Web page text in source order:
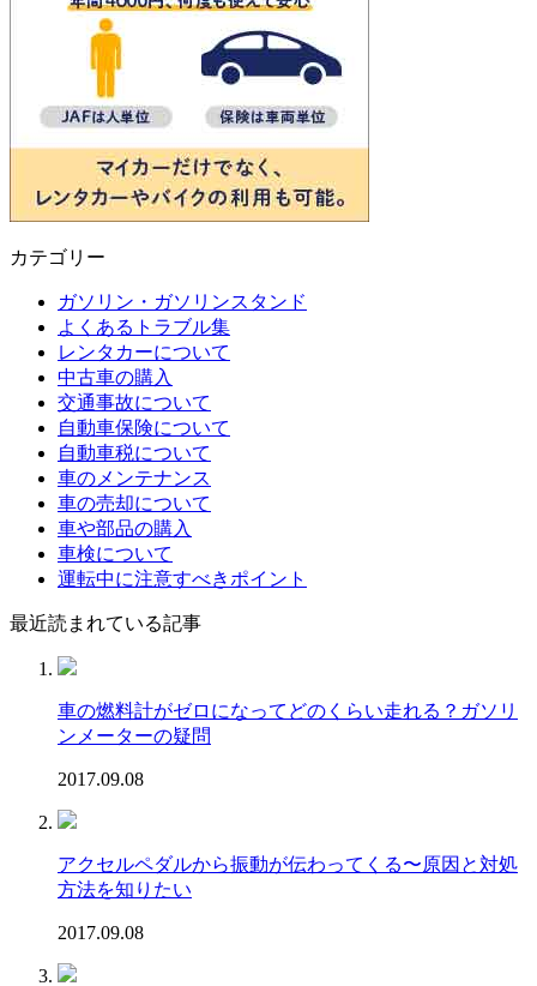
カテゴリー
ガソリン・ガソリンスタンド
よくあるトラブル集
レンタカーについて
中古車の購入
交通事故について
自動車保険について
自動車税について
車のメンテナンス
車の売却について
車や部品の購入
車検について
運転中に注意すべきポイント
最近読まれている記事
車の燃料計がゼロになってどのくらい走れる？ガソリ
ンメーターの疑問
2017.09.08
アクセルペダルから振動が伝わってくる〜原因と対処
方法を知りたい
2017.09.08